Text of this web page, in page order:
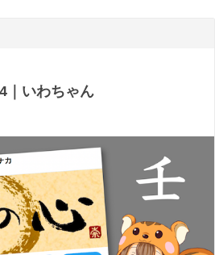
｜いわちゃん